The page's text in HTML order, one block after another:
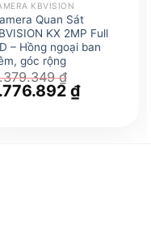
KBVISION
Quan Sát
KX 2MP Full
– Hồng ngoại ban
góc rộng
₫
₫Giá
hiện